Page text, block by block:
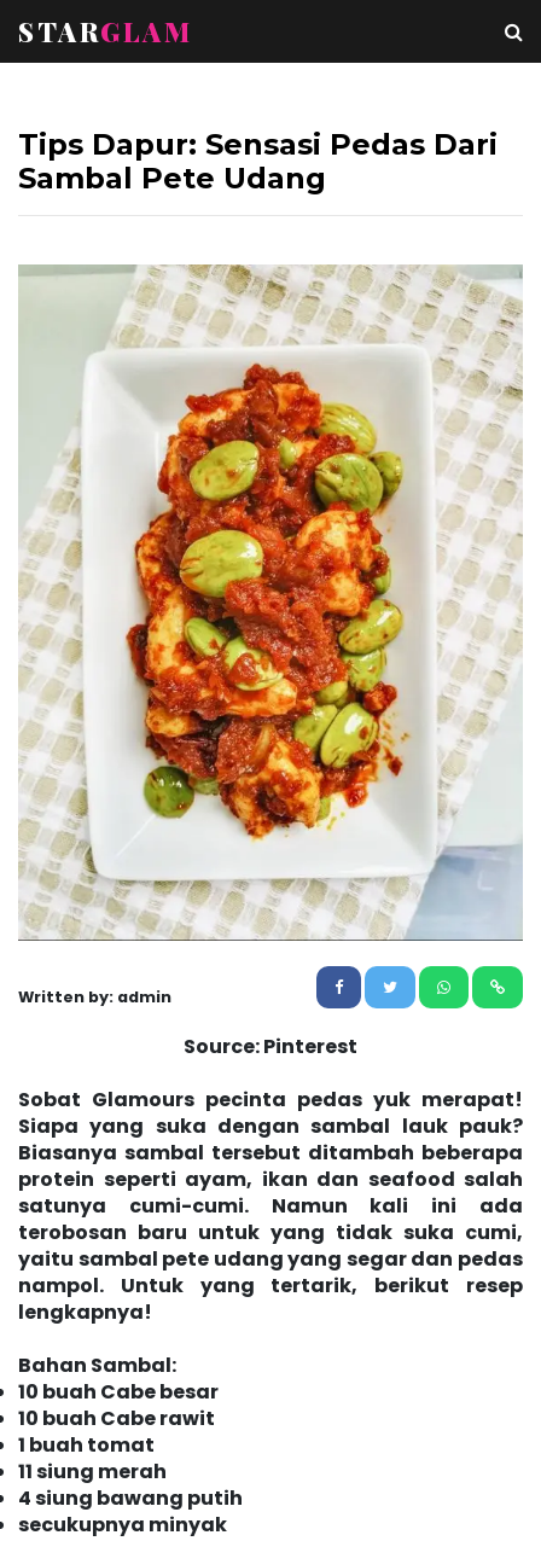
STARGLAM
Tips Dapur: Sensasi Pedas Dari
Sambal Pete Udang
Written by: admin
Source: Pinterest
Sobat Glamours pecinta pedas yuk merapat!
Siapa yang suka dengan sambal lauk pauk?
Biasanya sambal tersebut ditambah beberapa
protein seperti ayam, ikan dan seafood salah
satunya cumi-cumi. Namun kali ini ada
terobosan baru untuk yang tidak suka cumi,
yaitu sambal pete udang yang segar dan pedas
nampol. Untuk yang tertarik, berikut resep
lengkapnya!
Bahan Sambal:
10 buah Cabe besar
10 buah Cabe rawit
1 buah tomat
11 siung merah
4 siung bawang putih
secukupnya minyak